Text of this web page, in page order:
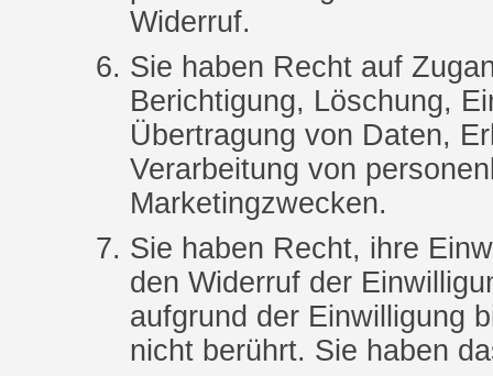
Widerruf.
Sie haben Recht auf
Berichtigung, Löschung,
Übertragung von Daten,
Verarbeitung von
Marketingzwecken.
Sie haben Recht, ihre
den Widerruf der
aufgrund der Einwilligung
nicht berührt. Sie haben